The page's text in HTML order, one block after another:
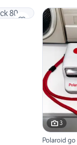
3
Polaroid go